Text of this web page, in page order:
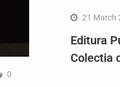
0
21 March
Editura
Colectia